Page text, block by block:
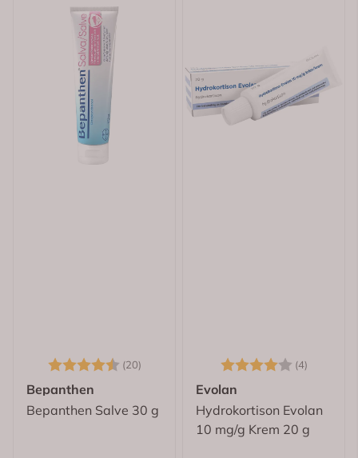
Karakter: (20)
4.5 av 5 mulige
Bepanthen
Bepanthen Salve 30 g
Karakter: (4)
Evolan
Hydrokortison Evolan
10 mg/g Krem 20 g